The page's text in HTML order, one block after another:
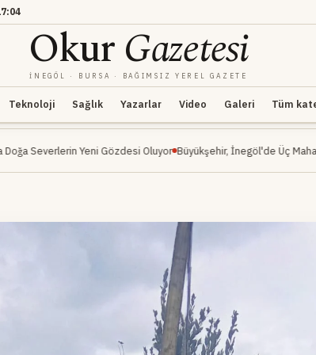
OkurGazetesi
İNEGÖL · BURSA · BAĞIMSIZ YEREL GAZETE
Teknoloji Sağlık Yazarlar Video Galeri Tüm
Gözdesi Oluyor Büyükşehir, İnegöl'de Üç Mahalleyi Kapsayan